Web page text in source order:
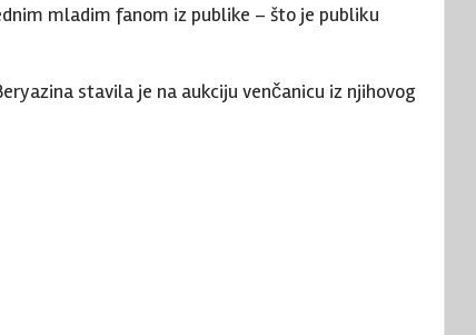
mladim fanom iz publike – što je publiku
stavila je na aukciju venčanicu iz njihovog